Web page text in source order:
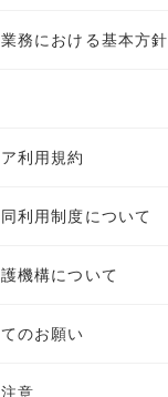
務における基本方針
利用規約
利用制度について
機構について
のお願い
意